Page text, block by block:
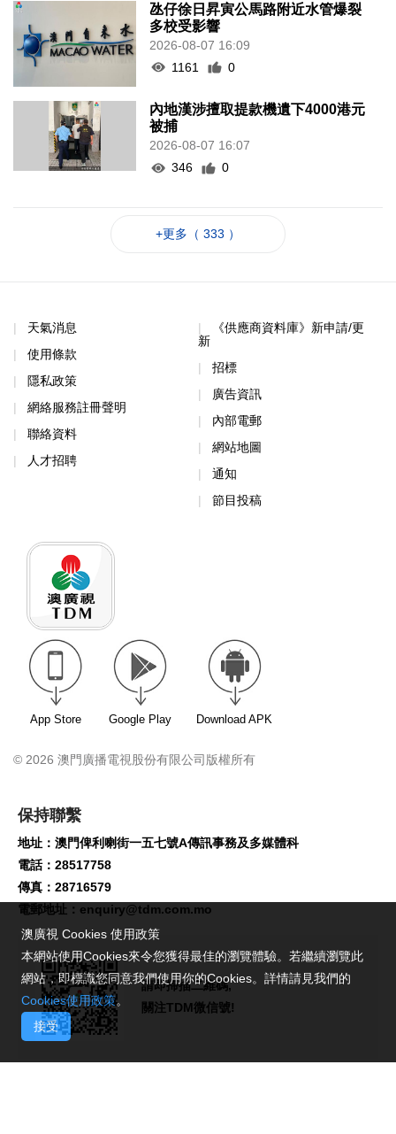
氹仔徐日昇寅公馬路附近水管爆裂
多校受影響
2026-08-07 16:09
1161
0
內地漢涉擅取提款機遺下4000港元
被捕
2026-08-07 16:07
346
0
+更多（ 333 ）
天氣消息
使用條款
隱私政策
網絡服務註冊聲明
聯絡資料
人才招聘
《供應商資料庫》新申請/更
新
招標
廣告資訊
內部電郵
網站地圖
通知
節目投稿
App Store Google Play Download APK
© 2026 澳門廣播電視股份有限公司版權所有
保持聯繫
地址：澳門俾利喇街一五七號A傳訊事務及多媒體科
電話：28517758
傳真：28716579
電郵地址： enquiry@tdm.com.mo
請即掃描二維碼,
關注TDM微信號!
澳廣視 Cookies 使用政策
本網站使用Cookies來令您獲得最佳的瀏覽體驗。若繼續瀏覽此
網站，即標識您同意我們使用你的Cookies。詳情請見我們的
Cookies使用政策。
接受